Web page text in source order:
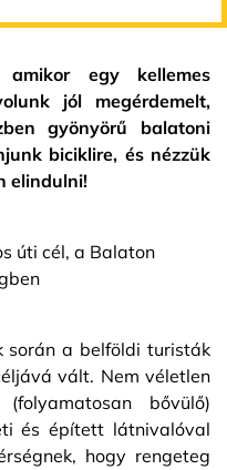
egy kellemes
jól megérdemelt,
gyönyörű balatoni
biciklire, és nézzük
elindulni!
úti cél, a Balaton
során a belföldi turisták
vált. Nem véletlen
bővülő)
és épített látnivalóval
hogy rengeteg